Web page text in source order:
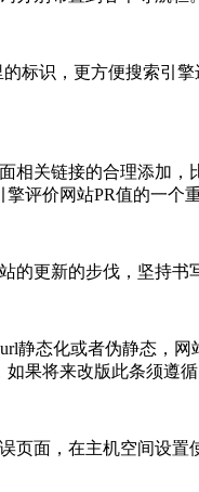
识，更方便搜索引擎
关链接的合理添加，
擎评价网站PR值的一
更新的步伐，坚持书
态化或者伪静态，网
如果将来改版此条须
面，在主机空间设置使